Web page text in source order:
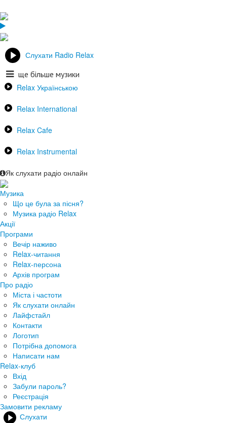
Слухати Radio Relax
ще більше музики
Relax Українською
Relax International
Relax Cafe
Relax Instrumental
Як слухати радіо онлайн
Музика
Що це була за пісня?
Музика радіо Relax
Акції
Програми
Вечір наживо
Relax-читання
Relax-персона
Архів програм
Про радіо
Міста і частоти
Як слухати онлайн
Лайфстайл
Контакти
Логотип
Потрібна допомога
Написати нам
Relax-клуб
Вхід
Забули пароль?
Реєстрація
Замовити рекламу
Слухати